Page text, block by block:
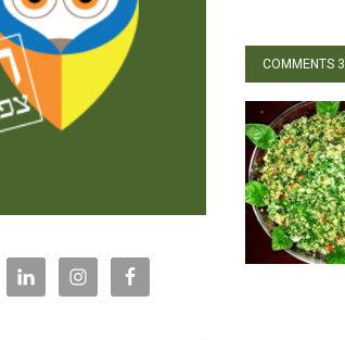
3 COMMENTS